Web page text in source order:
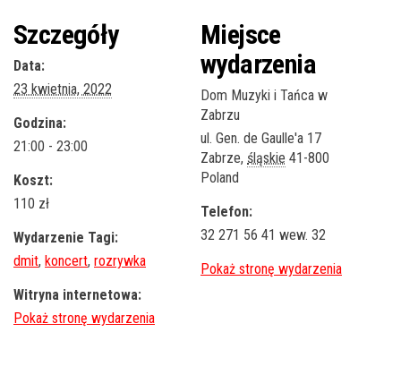
Szczegóły
Data:
23 kwietnia, 2022
Godzina:
21:00 - 23:00
Koszt:
110 zł
Wydarzenie Tagi:
dmit, koncert, rozrywka
Witryna internetowa:
Miejsce
wydarzenia
Dom Muzyki i Tańca w
Zabrzu
ul. Gen. de Gaulle'a 17
Zabrze, śląskie 41-800
Poland
Telefon:
32 271 56 41 wew. 32